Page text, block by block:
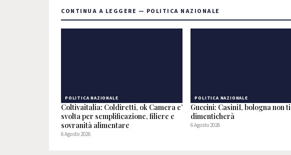
CONTINUA A LEGGERE — POLITICA NAZIONALE
POLITICA NAZIONALE
Coltivaitalia: Coldiretti, ok Camera e’
svolta per semplificazione, filiere e
sovranità alimentare
6 Agosto 2026
POLITICA NAZIONALE
Guccini: CasiniI, bologna non ti
dimenticherà
6 Agosto 2026